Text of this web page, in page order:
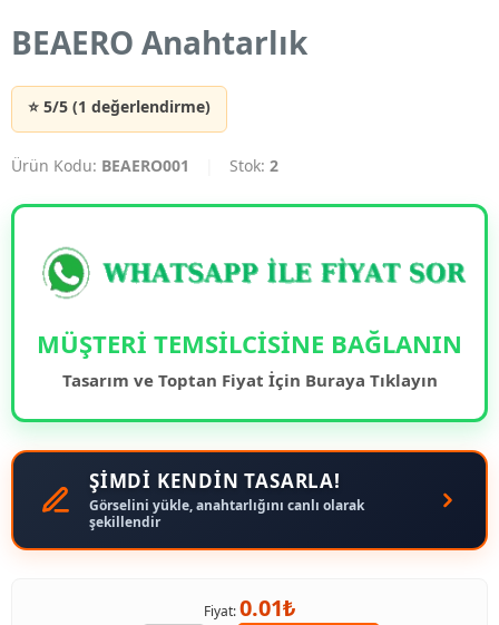
BEAERO Anahtarlık
⭐ 5/5 (1 değerlendirme)
Ürün Kodu: BEAERO001 Stok: 2
MÜŞTERİ TEMSİLCİSİNE BAĞLANIN
Tasarım ve Toptan Fiyat İçin Buraya Tıklayın
ŞİMDİ KENDİN TASARLA!
Görselini yükle, anahtarlığını canlı olarak
şekillendir
Fiyat:0.01₺